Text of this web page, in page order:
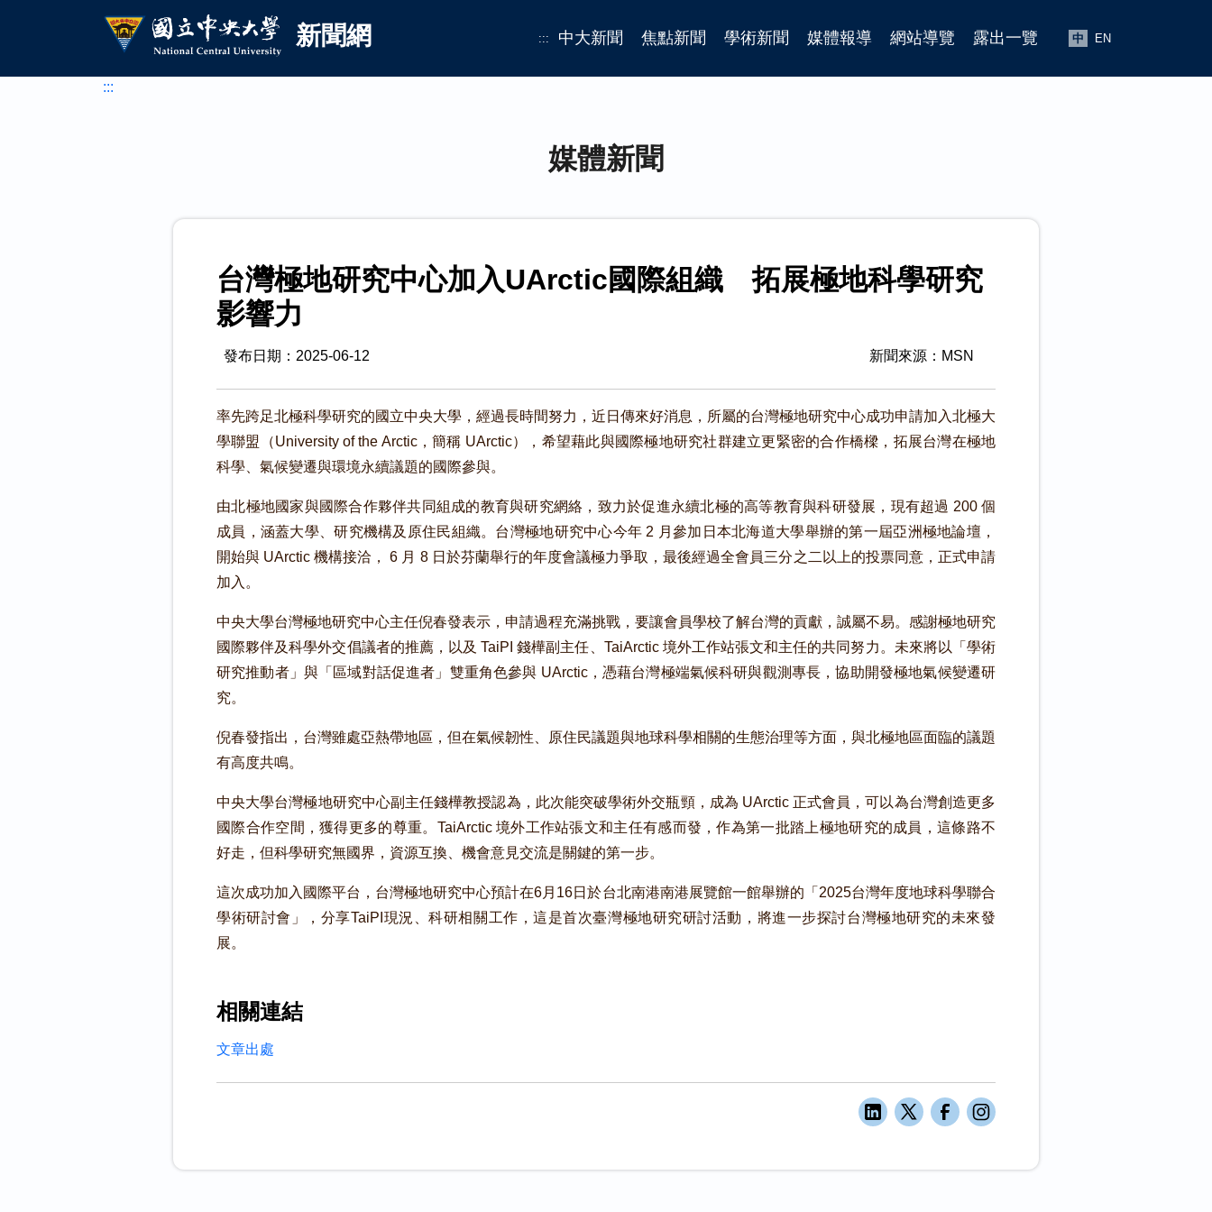
國立中央大學新聞網新聞網 ::: 中大新聞 焦點新聞 學術新聞 媒體報導 網站導覽 露出一覽 中 EN
:::
媒體新聞
台灣極地研究中心加入UArctic國際組織 拓展極地科學研究
影響力
發布日期：2025-06-12 新聞來源：MSN
率先跨足北極科學研究的國立中央大學，經過長時間努力，近日傳來好消息，所屬的台灣極地研究中心成功申請加入北極大
學聯盟（University of the Arctic，簡稱 UArctic），希望藉此與國際極地研究社群建立更緊密的合作橋樑，拓展台灣在極地
科學、氣候變遷與環境永續議題的國際參與。
由北極地國家與國際合作夥伴共同組成的教育與研究網絡，致力於促進永續北極的高等教育與科研發展，現有超過 200 個
成員，涵蓋大學、研究機構及原住民組織。台灣極地研究中心今年 2 月參加日本北海道大學舉辦的第一屆亞洲極地論壇，
開始與 UArctic 機構接洽， 6 月 8 日於芬蘭舉行的年度會議極力爭取，最後經過全會員三分之二以上的投票同意，正式申請
加入。
中央大學台灣極地研究中心主任倪春發表示，申請過程充滿挑戰，要讓會員學校了解台灣的貢獻，誠屬不易。感謝極地研究
國際夥伴及科學外交倡議者的推薦，以及 TaiPI 錢樺副主任、TaiArctic 境外工作站張文和主任的共同努力。未來將以「學術
研究推動者」與「區域對話促進者」雙重角色參與 UArctic，憑藉台灣極端氣候科研與觀測專長，協助開發極地氣候變遷研
究。
倪春發指出，台灣雖處亞熱帶地區，但在氣候韌性、原住民議題與地球科學相關的生態治理等方面，與北極地區面臨的議題
有高度共鳴。
中央大學台灣極地研究中心副主任錢樺教授認為，此次能突破學術外交瓶頸，成為 UArctic 正式會員，可以為台灣創造更多
國際合作空間，獲得更多的尊重。TaiArctic 境外工作站張文和主任有感而發，作為第一批踏上極地研究的成員，這條路不
好走，但科學研究無國界，資源互換、機會意見交流是關鍵的第一步。
這次成功加入國際平台，台灣極地研究中心預計在6月16日於台北南港南港展覽館一館舉辦的「2025台灣年度地球科學聯合
學術研討會」，分享TaiPI現況、科研相關工作，這是首次臺灣極地研究研討活動，將進一步探討台灣極地研究的未來發
展。
相關連結
文章出處